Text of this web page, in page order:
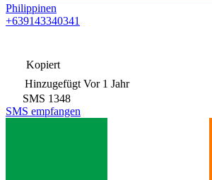
Philippinen
+639143340341
Kopiert
Hinzugefügt Vor 1 Jahr
SMS 1348
SMS empfangen